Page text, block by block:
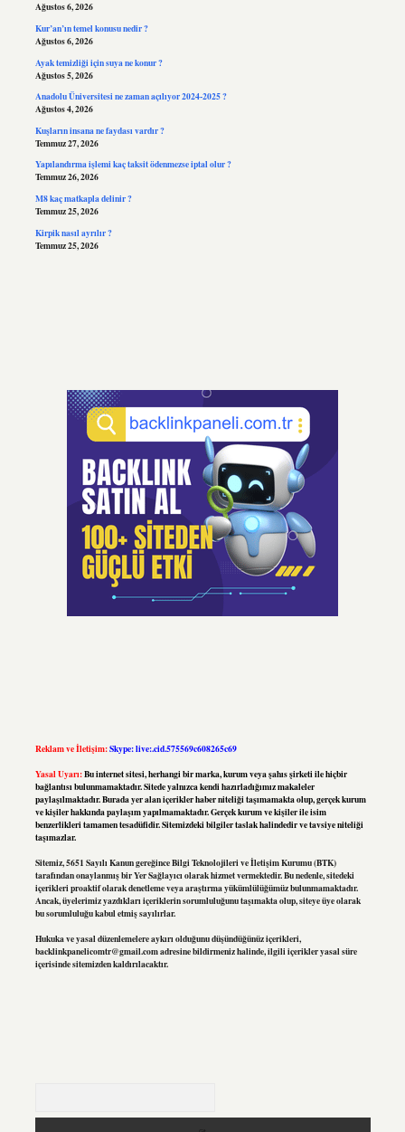
Ağustos 6, 2026
Kur’an’ın temel konusu nedir ?
Ağustos 6, 2026
Ayak temizliği için suya ne konur ?
Ağustos 5, 2026
Anadolu Üniversitesi ne zaman açılıyor 2024-2025 ?
Ağustos 4, 2026
Kuşların insana ne faydası vardır ?
Temmuz 27, 2026
Yapılandırma işlemi kaç taksit ödenmezse iptal olur ?
Temmuz 26, 2026
M8 kaç matkapla delinir ?
Temmuz 25, 2026
Kirpik nasıl ayrılır ?
Temmuz 25, 2026
Reklam ve İletişim:Skype: live:.cid.575569c608265c69
Yasal Uyarı:Bu internet sitesi, herhangi bir marka, kurum veya şahıs şirketi ile hiçbir
bağlantısı bulunmamaktadır. Sitede yalnızca kendi hazırladığımız makaleler
paylaşılmaktadır. Burada yer alan içerikler haber niteliği taşımamakta olup, gerçek kurum
ve kişiler hakkında paylaşım yapılmamaktadır. Gerçek kurum ve kişiler ile isim
benzerlikleri tamamen tesadüfidir. Sitemizdeki bilgiler taslak halindedir ve tavsiye niteliği
taşımazlar.
Sitemiz, 5651 Sayılı Kanun gereğince Bilgi Teknolojileri ve İletişim Kurumu (BTK)
tarafından onaylanmış bir Yer Sağlayıcı olarak hizmet vermektedir. Bu nedenle, sitedeki
içerikleri proaktif olarak denetleme veya araştırma yükümlülüğümüz bulunmamaktadır.
Ancak, üyelerimiz yazdıkları içeriklerin sorumluluğunu taşımakta olup, siteye üye olarak
bu sorumluluğu kabul etmiş sayılırlar.
Hukuka ve yasal düzenlemelere aykırı olduğunu düşündüğünüz içerikleri,
backlinkpanelicomtr@gmail.comadresine bildirmeniz halinde, ilgili içerikler yasal süre
içerisinde sitemizden kaldırılacaktır.